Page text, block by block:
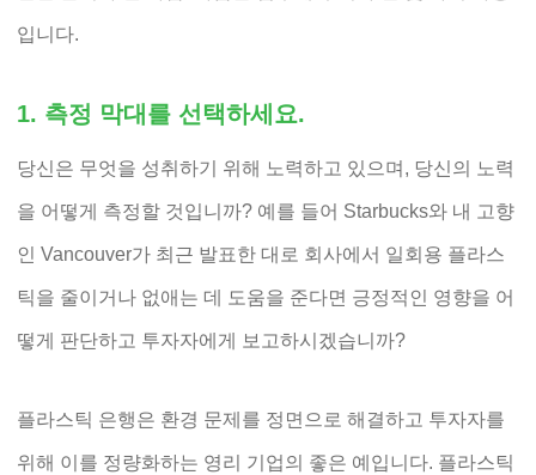
입니다.
1. 측정 막대를 선택하세요.
당신은 무엇을 성취하기 위해 노력하고 있으며, 당신의 노력
을 어떻게 측정할 것입니까? 예를 들어 Starbucks와 내 고향
인 Vancouver가 최근 발표한 대로 회사에서 일회용 플라스
틱을 줄이거나 없애는 데 도움을 준다면 긍정적인 영향을 어
떻게 판단하고 투자자에게 보고하시겠습니까?
플라스틱 은행은 환경 문제를 정면으로 해결하고 투자자를
위해 이를 정량화하는 영리 기업의 좋은 예입니다. 플라스틱